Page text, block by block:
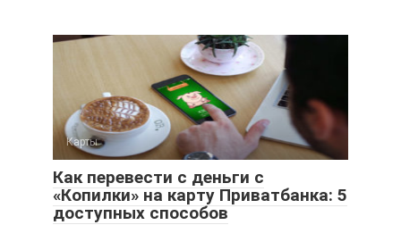
Карты
Как перевести с деньги с
«Копилки» на карту Приватбанка: 5
доступных способов